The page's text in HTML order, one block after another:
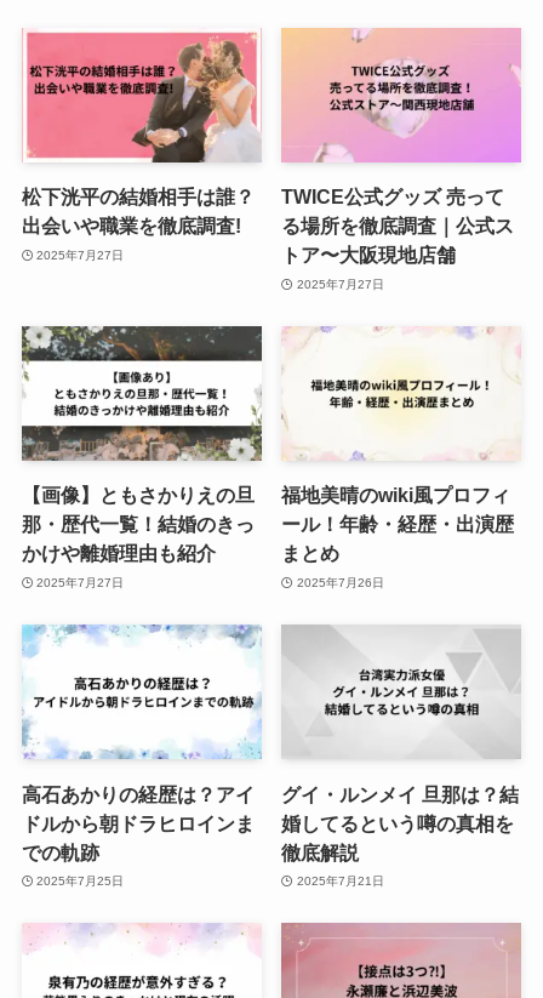
松下洸平の結婚相手は誰？
出会いや職業を徹底調査!
2025年7月27日
TWICE公式グッズ 売って
る場所を徹底調査｜公式ス
トア〜大阪現地店舗
2025年7月27日
【画像】ともさかりえの旦
那・歴代一覧！結婚のきっ
かけや離婚理由も紹介
2025年7月27日
福地美晴のwiki風プロフィ
ール！年齢・経歴・出演歴
まとめ
2025年7月26日
高石あかりの経歴は？アイ
ドルから朝ドラヒロインま
での軌跡
2025年7月25日
グイ・ルンメイ 旦那は？結
婚してるという噂の真相を
徹底解説
2025年7月21日